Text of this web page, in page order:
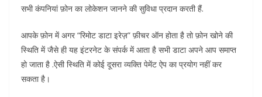
सभी कंपनियां फ़ोन का लोकेशन जानने की सुविधा प्रदान करती हैं.
आपके फ़ोन में अगर “रिमोट डाटा इरेज़” फ़ीचर ऑन होता है तो फ़ोन खोने की
स्थिति में जैसे ही यह इंटरनेट के संपर्क में आता है सभी डाटा अपने आप समाप्त
हो जाता है .ऐसी स्थिति में कोई दूसरा व्यक्ति पेमेंट ऐप का प्रयोग नहीं कर
सकता है।